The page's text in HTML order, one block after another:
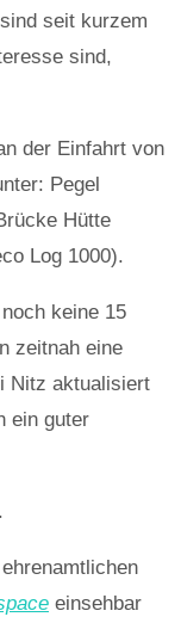
sind seit kurzem
sind,
der Einfahrt von
Pegel
Hütte
Log 1000).
keine 15
zeitnah eine
Nitz aktualisiert
ein guter
einsehbar